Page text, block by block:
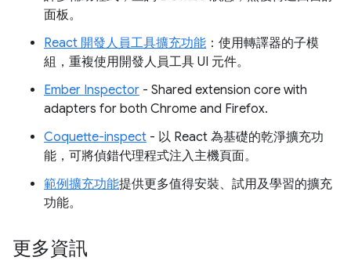
面板。
React 開發人員工具擴充功能 ：使用轉譯器的子模
組，重複使用開發人員工具 UI 元件。
Ember Inspector - Shared extension core with
adapters for both Chrome and Firefox.
Coquette-inspect - 以 React 為基礎的乾淨擴充功
能，可將偵錯代理程式注入主機頁面。
範例擴充功能提供更多值得安裝、試用及學習的擴充
功能。
更多資訊